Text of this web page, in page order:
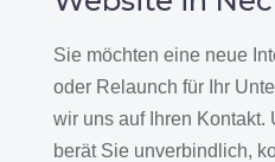
Sie möchten eine neue
oder Relaunch für Ihr
wir uns auf Ihren Kontakt.
berät Sie unverbindlich,